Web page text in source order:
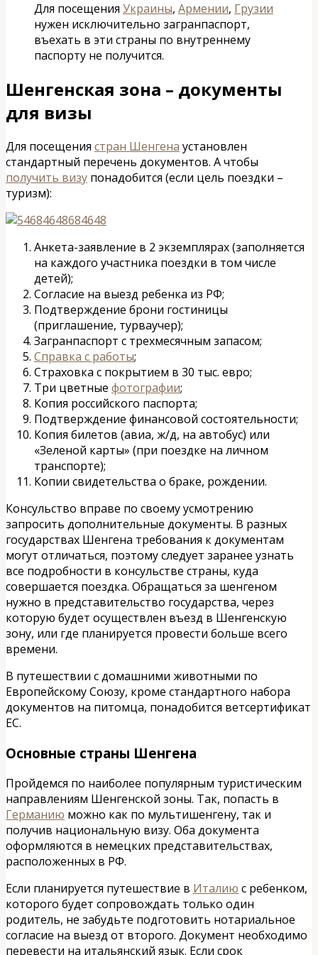
Для посещения Украины, Армении, Грузии
нужен исключительно загранпаспорт,
въехать в эти страны по внутреннему
паспорту не получится.
Шенгенская зона – документы
для визы
Для посещения стран Шенгена установлен
стандартный перечень документов. А чтобы
получить визу понадобится (если цель поездки –
туризм):
Анкета-заявление в 2 экземплярах (заполняется
на каждого участника поездки в том числе
детей);
Согласие на выезд ребенка из РФ;
Подтверждение брони гостиницы
(приглашение, турваучер);
Загранпаспорт с трехмесячным запасом;
Справка с работы;
Страховка с покрытием в 30 тыс. евро;
Три цветные фотографии;
Копия российского паспорта;
Подтверждение финансовой состоятельности;
Копия билетов (авиа, ж/д, на автобус) или
«Зеленой карты» (при поездке на личном
транспорте);
Копии свидетельства о браке, рождении.
Консульство вправе по своему усмотрению
запросить дополнительные документы. В разных
государствах Шенгена требования к документам
могут отличаться, поэтому следует заранее узнать
все подробности в консульстве страны, куда
совершается поездка. Обращаться за шенгеном
нужно в представительство государства, через
которую будет осуществлен въезд в Шенгенскую
зону, или где планируется провести больше всего
времени.
В путешествии с домашними животными по
Европейскому Союзу, кроме стандартного набора
документов на питомца, понадобится ветсертификат
ЕС.
Основные страны Шенгена
Пройдемся по наиболее популярным туристическим
направлениям Шенгенской зоны. Так, попасть в
Германию можно как по мультишенгену, так и
получив национальную визу. Оба документа
оформляются в немецких представительствах,
расположенных в РФ.
Если планируется путешествие в Италию с ребенком,
которого будет сопровождать только один
родитель, не забудьте подготовить нотариальное
согласие на выезд от второго. Документ необходимо
перевести на итальянский язык. Если срок